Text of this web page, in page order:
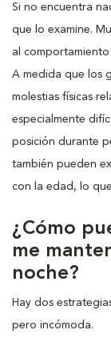
Si no encuentra
que lo examine.
al
A medida que los
molestias físicas
especialmente
posición durante
también pueden
con la edad, lo
¿Cómo
me
noche?
Hay dos
pero incómoda.